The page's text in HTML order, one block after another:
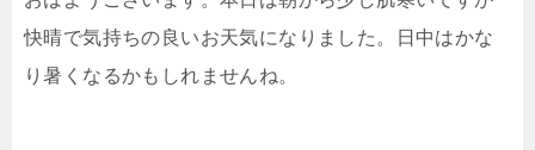
快晴で気持ちの良いお天気になりました。日中はかな
り暑くなるかもしれませんね。